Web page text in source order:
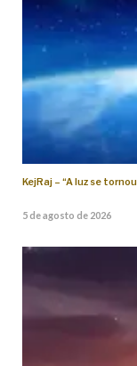
KejRaj – “A luz se
5 de agosto de 2026